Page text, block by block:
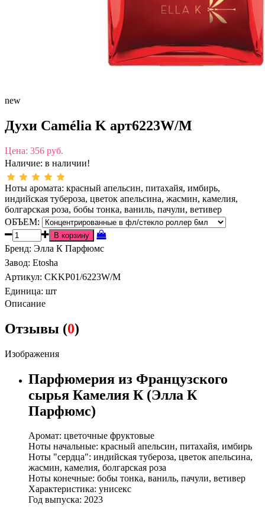
new
Духи Camélia K арт6223W/M
Цена: 356 руб.
Наличие: в наличии!
Ноты аромата: красный апельсин, питахайя, имбирь,
индийская тубероза, цветок апельсина, жасмин, камелия,
болгарская роза, бобы тонка, ваниль, пачули, ветивер
ОБЪЕМ:
Бренд: Элла К Парфюмс
Завод: Etosha
Артикул: CKKP01/6223W/M
Единица: шт
Описание
Отзывы (0)
Изображения
Парфюмерия из Французского
сырья Камелия К (Элла К
Парфюмс)
Аромат: цветочные фруктовые
Ноты начальные: красный апельсин, питахайя, имбирь
Ноты "сердца": индийская тубероза, цветок апельсина,
жасмин, камелия, болгарская роза
Ноты конечные: бобы тонка, ваниль, пачули, ветивер
Характеристика: унисекс
Год выпуска: 2023